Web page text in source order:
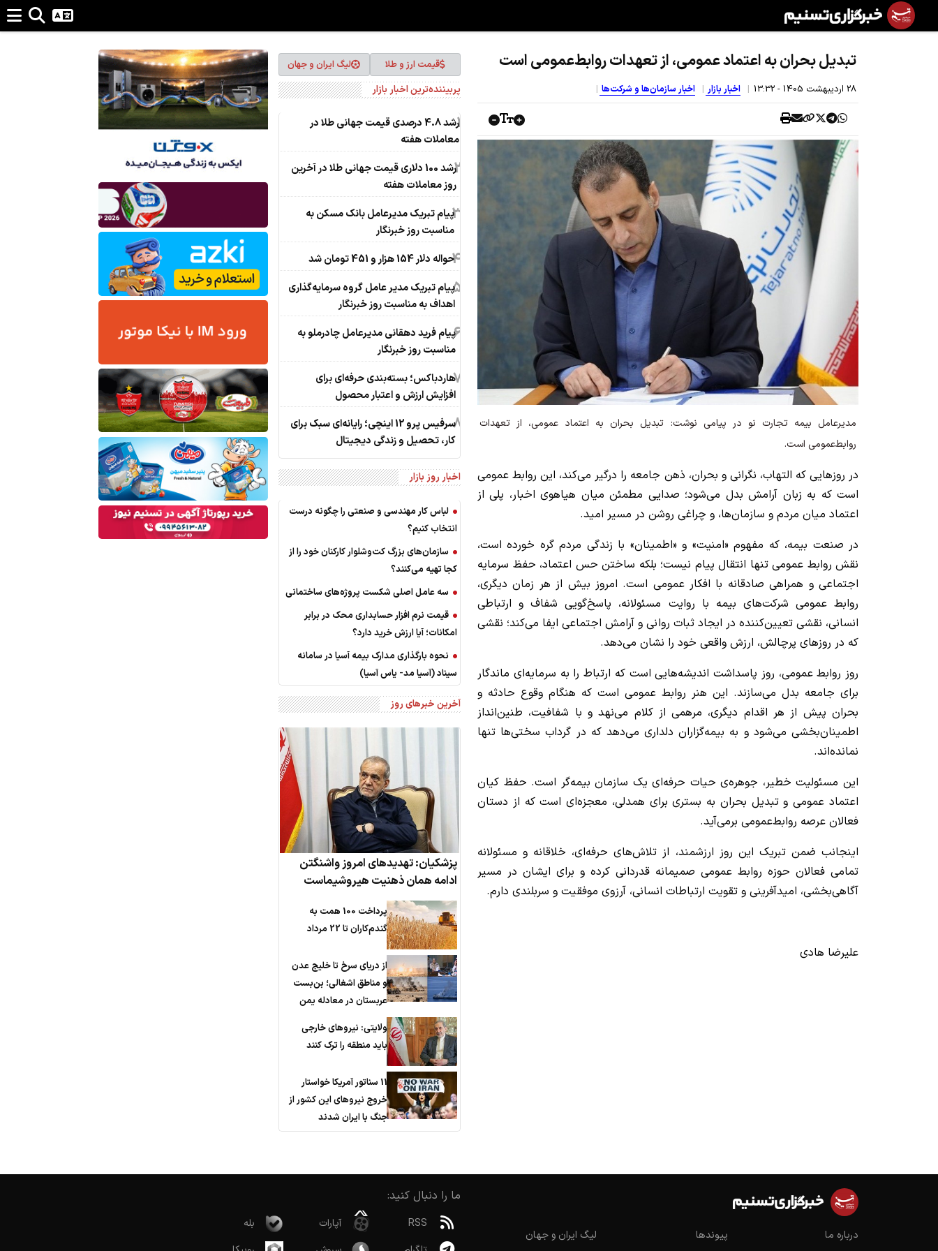
تبدیل بحران به اعتماد عمومی، از تعهدات روابط‌عمومی است
28 ارديبهشت 1405 - 13:32 اخبار بازار اخبار سازمان‌ها و شرکت‌ها
مدیرعامل بیمه تجارت نو در پیامی نوشت: تبدیل بحران به اعتماد عمومی، از تعهدات
روابط‌عمومی است.
در روزهایی که التهاب، نگرانی و بحران، ذهن جامعه را درگیر می‌کند، این روابط عمومی
است که به زبان آرامش بدل می‌شود؛ صدایی مطمئن میان هیاهوی اخبار، پلی از
اعتماد میان مردم و سازمان‌ها، و چراغی روشن در مسیر امید.
در صنعت بیمه، که مفهوم «امنیت» و «اطمینان» با زندگی مردم گره خورده است،
نقش روابط عمومی تنها انتقال پیام نیست؛ بلکه ساختن حس اعتماد، حفظ سرمایه
اجتماعی و همراهی صادقانه با افکار عمومی است. امروز بیش از هر زمان دیگری،
روابط عمومی شرکت‌های بیمه با روایت مسئولانه، پاسخ‌گویی شفاف و ارتباطی
انسانی، نقشی تعیین‌کننده در ایجاد ثبات روانی و آرامش اجتماعی ایفا می‌کند؛ نقشی
که در روزهای پرچالش، ارزش واقعی خود را نشان می‌دهد.
روز روابط عمومی، روز پاسداشت اندیشه‌هایی است که ارتباط را به سرمایه‌ای ماندگار
برای جامعه بدل می‌سازند. این هنر روابط عمومی است که هنگام وقوع حادثه و
بحران پیش از هر اقدام دیگری، مرهمی از کلام می‌نهد و با شفافیت، طنین‌انداز
اطمینان‌بخشی می‌شود و به بیمه‌گزاران دلداری می‌دهد که در گرداب سختی‌ها تنها
نمانده‌اند.
این مسئولیت خطیر، جوهره‌ی حیات حرفه‌ای یک سازمان بیمه‌گر است. حفظ کیان
اعتماد عمومی و تبدیل بحران به بستری برای همدلی، معجزه‌ای است که از دستان
فعالان عرصه روابط‌عمومی برمی‌آید.
اینجانب ضمن تبریک این روز ارزشمند، از تلاش‌های حرفه‌ای، خلاقانه و مسئولانه
تمامی فعالان حوزه روابط عمومی صمیمانه قدردانی کرده و برای ایشان در مسیر
آگاهی‌بخشی، امیدآفرینی و تقویت ارتباطات انسانی، آرزوی موفقیت و سربلندی دارم.
علیرضا هادی
قیمت ارز و طلا لیگ ایران و جهان
پربیننده‌ترین اخبار بازار
1
رشد 4.8 درصدی قیمت جهانی طلا در
معاملات هفته
2
رشد 100 دلاری قیمت جهانی طلا در آخرین
روز معاملات هفته
3پیام تبریک مدیرعامل بانک مسکن به
مناسبت روز خبرنگار
4حواله دلار 154 هزار و 451 تومان شد
5پیام تبریک مدیر عامل گروه سرمایه‌گذاری
اهداف به مناسبت روز خبرنگار
6پیام فرید دهقانی مدیرعامل چادرملو به
مناسبت روز خبرنگار
7هاردباکس؛ بسته‌بندی حرفه‌ای برای
افزایش ارزش و اعتبار محصول
8
سرفیس پرو 12 اینچی؛ رایانه‌ای سبک برای
کار، تحصیل و زندگی دیجیتال
اخبار روز بازار
لباس کار مهندسی و صنعتی را چگونه درست
انتخاب کنیم؟
سازمان‌های بزرگ کت‌وشلوار کارکنان خود را از
کجا تهیه می‌کنند؟
سه عامل اصلی شکست پروژه‌های ساختمانی
قیمت نرم افزار حسابداری محک در برابر
امکانات؛ آیا ارزش خرید دارد؟
نحوه بارگذاری مدارک بیمه آسیا در سامانه
سیناد (آسیا مد- یاس آسیا)
آخرین خبرهای روز
پزشکیان: تهدیدهای امروز واشنگتن
ادامه همان ذهنیت هیروشیماست
پرداخت 100 همت به
گندم‌کاران تا 22 مرداد
از دریای سرخ تا خلیج عدن
و مناطق اشغالی؛ بن‌بست
عربستان در معادله یمن
ولایتی: نیروهای خارجی
باید منطقه را ترک کنند
11 سناتور آمریکا خواستار
خروج نیروهای این کشور از
جنگ با ایران شدند
درباره ما پیوندها لیگ ایران و جهان
ما را دنبال کنید:
RSS
آپارات
بله